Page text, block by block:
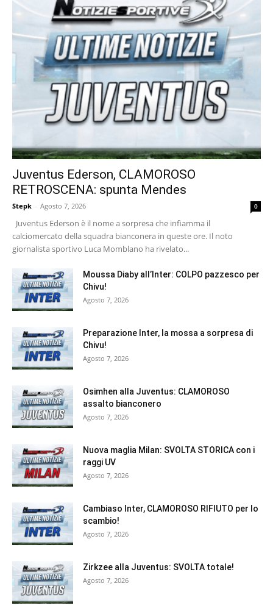
Juventus Ederson, CLAMOROSO
RETROSCENA: spunta Mendes
Stepk - Agosto 7, 2026 0
Juventus Ederson è il nome a sorpresa che infiamma il
calciomercato della squadra bianconera in queste ore. Il noto
giornalista sportivo Luca Momblano ha rivelato...
Moussa Diaby all’Inter: COLPO pazzesco per
Chivu!
Agosto 7, 2026
Preparazione Inter, la mossa a sorpresa di
Chivu!
Agosto 7, 2026
Osimhen alla Juventus: CLAMOROSO
assalto bianconero
Agosto 7, 2026
Nuova maglia Milan: SVOLTA STORICA con i
raggi UV
Agosto 7, 2026
Cambiaso Inter, CLAMOROSO RIFIUTO per lo
scambio!
Agosto 7, 2026
Zirkzee alla Juventus: SVOLTA totale!
Agosto 7, 2026